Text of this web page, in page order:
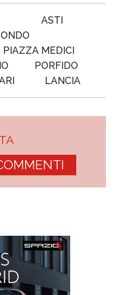
ASTI
PIAZZA MEDICI
PORFIDO
LANCIA